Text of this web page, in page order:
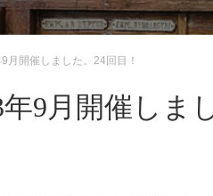
月開催しました。24回目！
9月開催しま